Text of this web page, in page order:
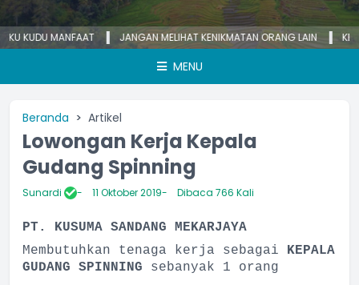
MANFAAT JANGAN MELIHAT KENIKMATAN ORANG LAIN
MENU
Beranda Artikel
Lowongan Kerja Kepala
Gudang Spinning
Sunardi 11 Oktober 2019 Dibaca 766 Kali
PT. KUSUMA SANDANG MEKARJAYA
Membutuhkan tenaga kerja sebagai KEPALA
GUDANG SPINNING sebanyak 1 orang